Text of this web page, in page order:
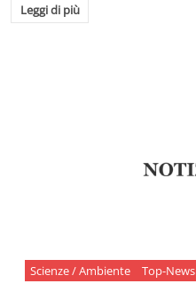
Leggi di più
Scienze / Ambiente Top-News